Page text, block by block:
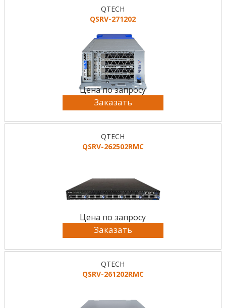
QTECH
QSRV-271202
Цена по запросу
Заказать
QTECH
QSRV-262502RMC
Цена по запросу
Заказать
QTECH
QSRV-261202RMC